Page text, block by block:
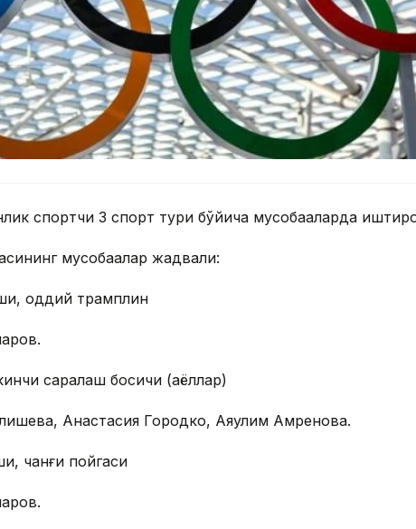
спортчи 3 спорт тури бўйича мусобақаларда
мусобақалар жадвали:
оддий трамплин
саралаш босқичи (аёллар)
Анастасия Городко, Аяулим Амренова.
чанғи пойгаси